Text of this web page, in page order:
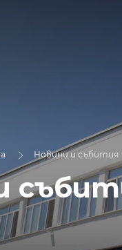
Новини и събития